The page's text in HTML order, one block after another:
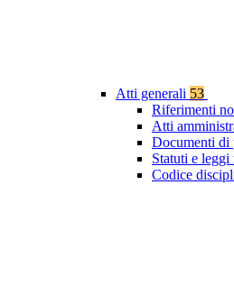
Atti generali 53
Riferimenti
Atti
Documenti di
Statuti e leggi
Codice